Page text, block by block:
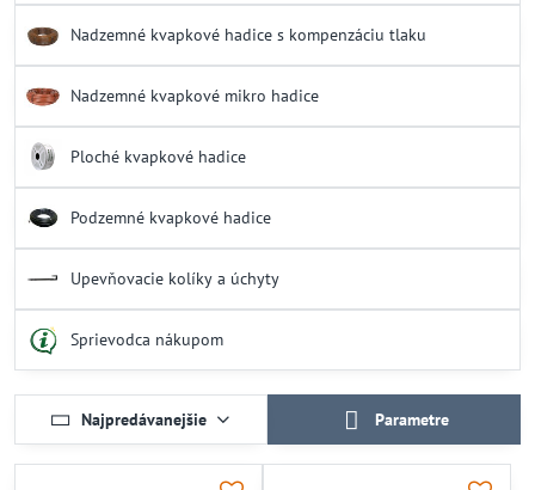
Vlastnosti kvapkových hadíc
starostlivosť o rastliny.
Kvapková hadica 16 mm a nadzemné kvapkové hadice sú vhodné
pre záhony aj väčšie plochy.
na nerovnomerných terénoch.
Jednoduchá inštalácia a kompatibilita s ostatnými komponentmi
na zavlažovanie.
Výber kvapkovej závlahy z ponuky RainPRO znamená prístup k
širokému sortimentu kvalitných komponentov na zavlažovanie s
technickou podporou a odbornými radami. Naša ponuka zohľadňuje
rôzne potreby záhrad a skleníkov, čím umožňuje vytvoriť efektívny a
spoľahlivý zavlažovací systém.
Nadzemné kvapkové hadice s kompenzáciu tlaku
Nadzemné kvapkové mikro hadice
Ploché kvapkové hadice
Podzemné kvapkové hadice
Upevňovacie kolíky a úchyty
Sprievodca nákupom
Najpredávanejšie Parametre